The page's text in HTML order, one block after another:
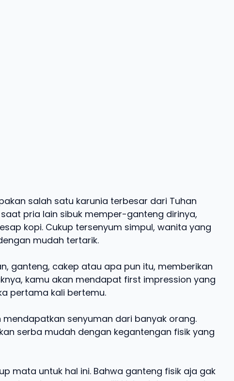
salah satu karunia terbesar dari Tuhan
pria lain sibuk memper-ganteng dirinya,
kopi. Cukup tersenyum simpul, wanita yang
mudah tertarik.
ganteng, cakep atau apa pun itu, memberikan
kamu akan mendapat first impression yang
pertama kali bertemu.
senyuman dari banyak orang.
serba mudah dengan kegantengan fisik yang
mata untuk hal ini. Bahwa ganteng fisik aja gak